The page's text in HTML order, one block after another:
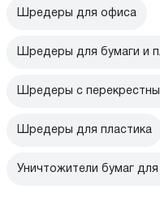
Шредеры для офиса
Шредеры для бумаги и
Шредеры с
Шредеры для пластика
Уничтожители бумаг